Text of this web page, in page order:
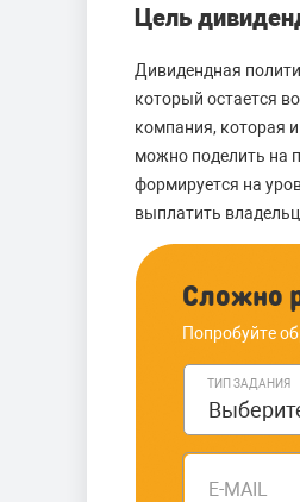
Цель
Дивидендная
который остается
компания, которая
можно поделить на
формируется на
выплатить
Сложно
Попробуйте
ТИП ЗАДАНИЯ
E-MAIL